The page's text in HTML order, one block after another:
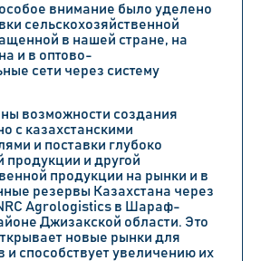
внимание было уделено
сельскохозяйственной
в нашей стране, на
и в оптово-
сети через систему
возможности создания
с казахстанскими
и поставки глубоко
продукции и другой
продукции на рынки и в
резервы Казахстана через
Agrologistics в Шараф-
Джизакской области. Это
новые рынки для
способствует увеличению их